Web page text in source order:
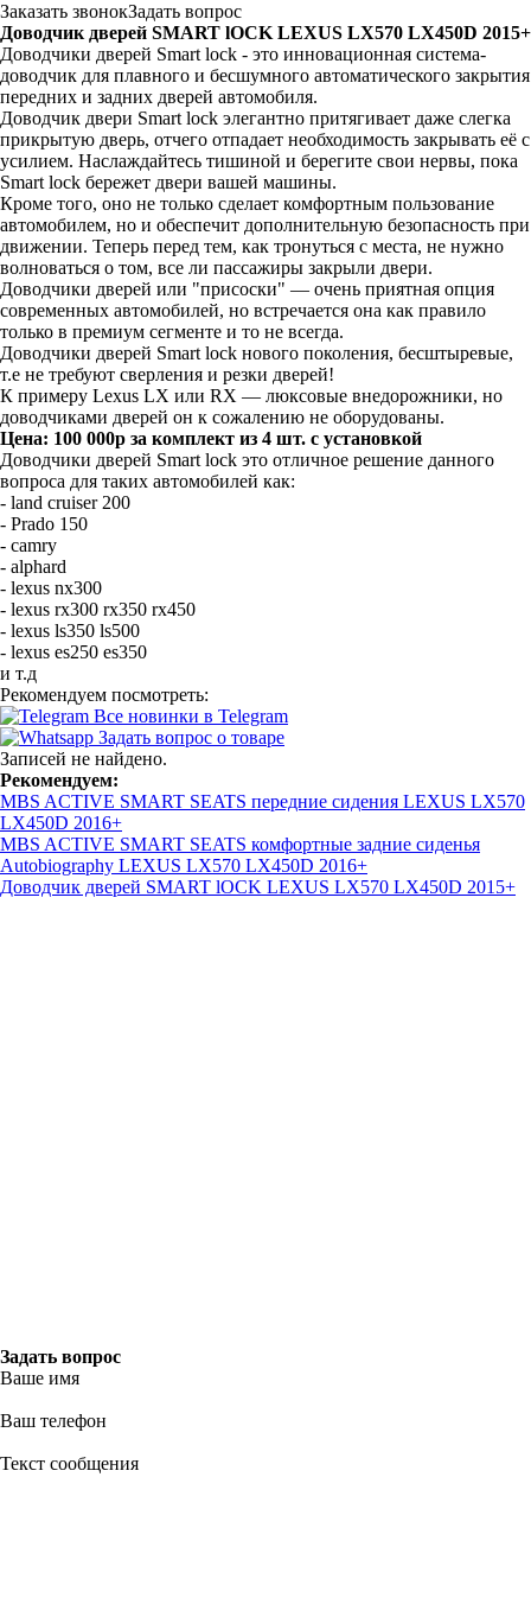
Заказать звонокЗадать вопрос
Доводчик дверей SMART lOCK LEXUS LX570 LX450D 2015+
Доводчики дверей Smart lock - это инновационная система-
доводчик для плавного и бесшумного автоматического закрытия
передних и задних дверей автомобиля.
Доводчик двери Smart lock элегантно притягивает даже слегка
прикрытую дверь, отчего отпадает необходимость закрывать её с
усилием. Наслаждайтесь тишиной и берегите свои нервы, пока
Smart lock бережет двери вашей машины.
Кроме того, оно не только сделает комфортным пользование
автомобилем, но и обеспечит дополнительную безопасность при
движении. Теперь перед тем, как тронуться с места, не нужно
волноваться о том, все ли пассажиры закрыли двери.
Доводчики дверей или "присоски" — очень приятная опция
современных автомобилей, но встречается она как правило
только в премиум сегменте и то не всегда.
Доводчики дверей Smart lock нового поколения, бесштыревые,
т.е не требуют сверления и резки дверей!
К примеру Lexus LX или RX — люксовые внедорожники, но
доводчиками дверей он к сожалению не оборудованы.
Цена: 100 000р за комплект из 4 шт. с установкой
Доводчики дверей Smart lock это отличное решение данного
вопроса для таких автомобилей как:
- land cruiser 200
- Prado 150
- camry
- alphard
- lexus nx300
- lexus rx300 rx350 rx450
- lexus ls350 ls500
- lexus es250 es350
и т.д
Рекомендуем посмотреть:
Все новинки в Telegram
Задать вопрос о товаре
Записей не найдено.
Рекомендуем:
MBS ACTIVE SMART SEATS передние сидения LEXUS LX570
LX450D 2016+
MBS ACTIVE SMART SEATS комфортные задние сиденья
Autobiography LEXUS LX570 LX450D 2016+
Доводчик дверей SMART lOCK LEXUS LX570 LX450D 2015+
Задать вопрос
Ваше имя
Ваш телефон
Текст сообщения